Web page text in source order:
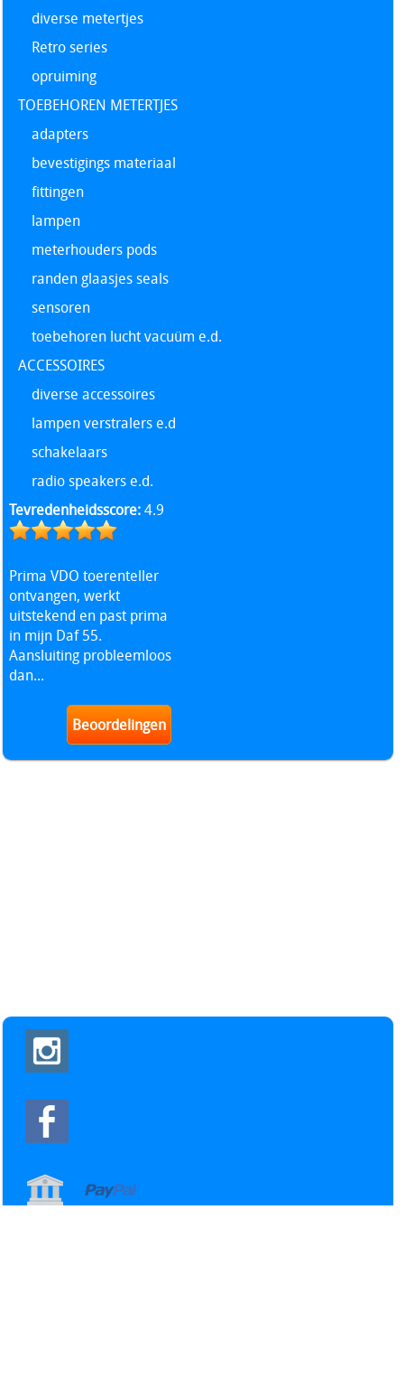
diverse metertjes
Retro series
opruiming
TOEBEHOREN METERTJES
adapters
bevestigings materiaal
fittingen
lampen
meterhouders pods
randen glaasjes seals
sensoren
toebehoren lucht vacuüm e.d.
ACCESSOIRES
diverse accessoires
lampen verstralers e.d
schakelaars
radio speakers e.d.
Tevredenheidsscore:4.9
Prima VDO toerenteller
ontvangen, werkt
uitstekend en past prima
in mijn Daf 55.
Aansluiting probleemloos
dan...
Beoordelingen